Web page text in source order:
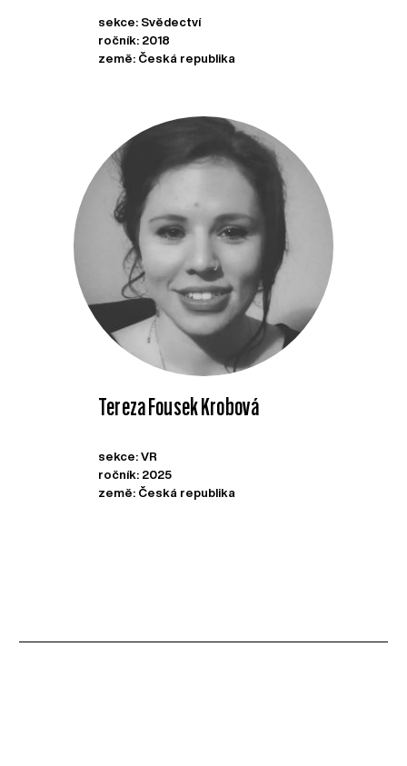
sekce: Svědectví
ročník: 2018
země: Česká republika
Tereza Fousek Krobová
sekce: VR
ročník: 2025
země: Česká republika